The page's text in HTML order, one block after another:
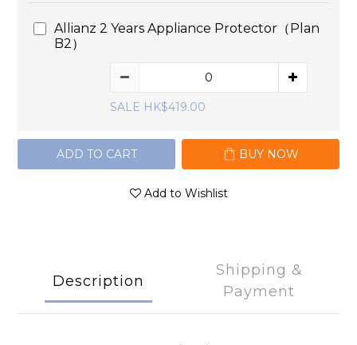
Allianz 2 Years Appliance Protector（Plan
B2）
SALE HK$419.00
ADD TO CART BUY NOW
Add to Wishlist
Description
Shipping &
Payment